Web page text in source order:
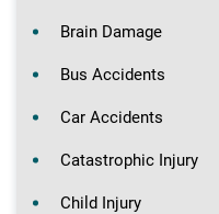
Brain Damage
Bus Accidents
Car Accidents
Catastrophic Injury
Child Injury